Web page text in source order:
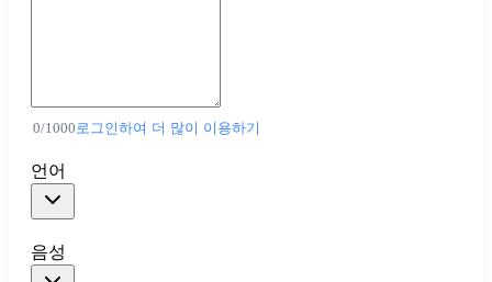
0/1000로그인하여 더 많이 이용하기
언어
음성